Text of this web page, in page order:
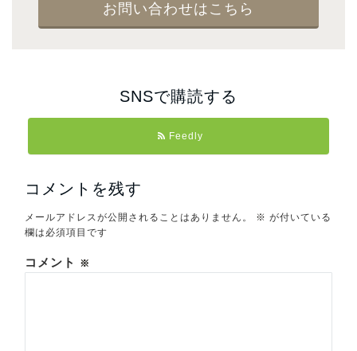
お問い合わせはこちら
SNSで購読する
Feedly
コメントを残す
メールアドレスが公開されることはありません。 ※ が付いている
欄は必須項目です
コメント ※